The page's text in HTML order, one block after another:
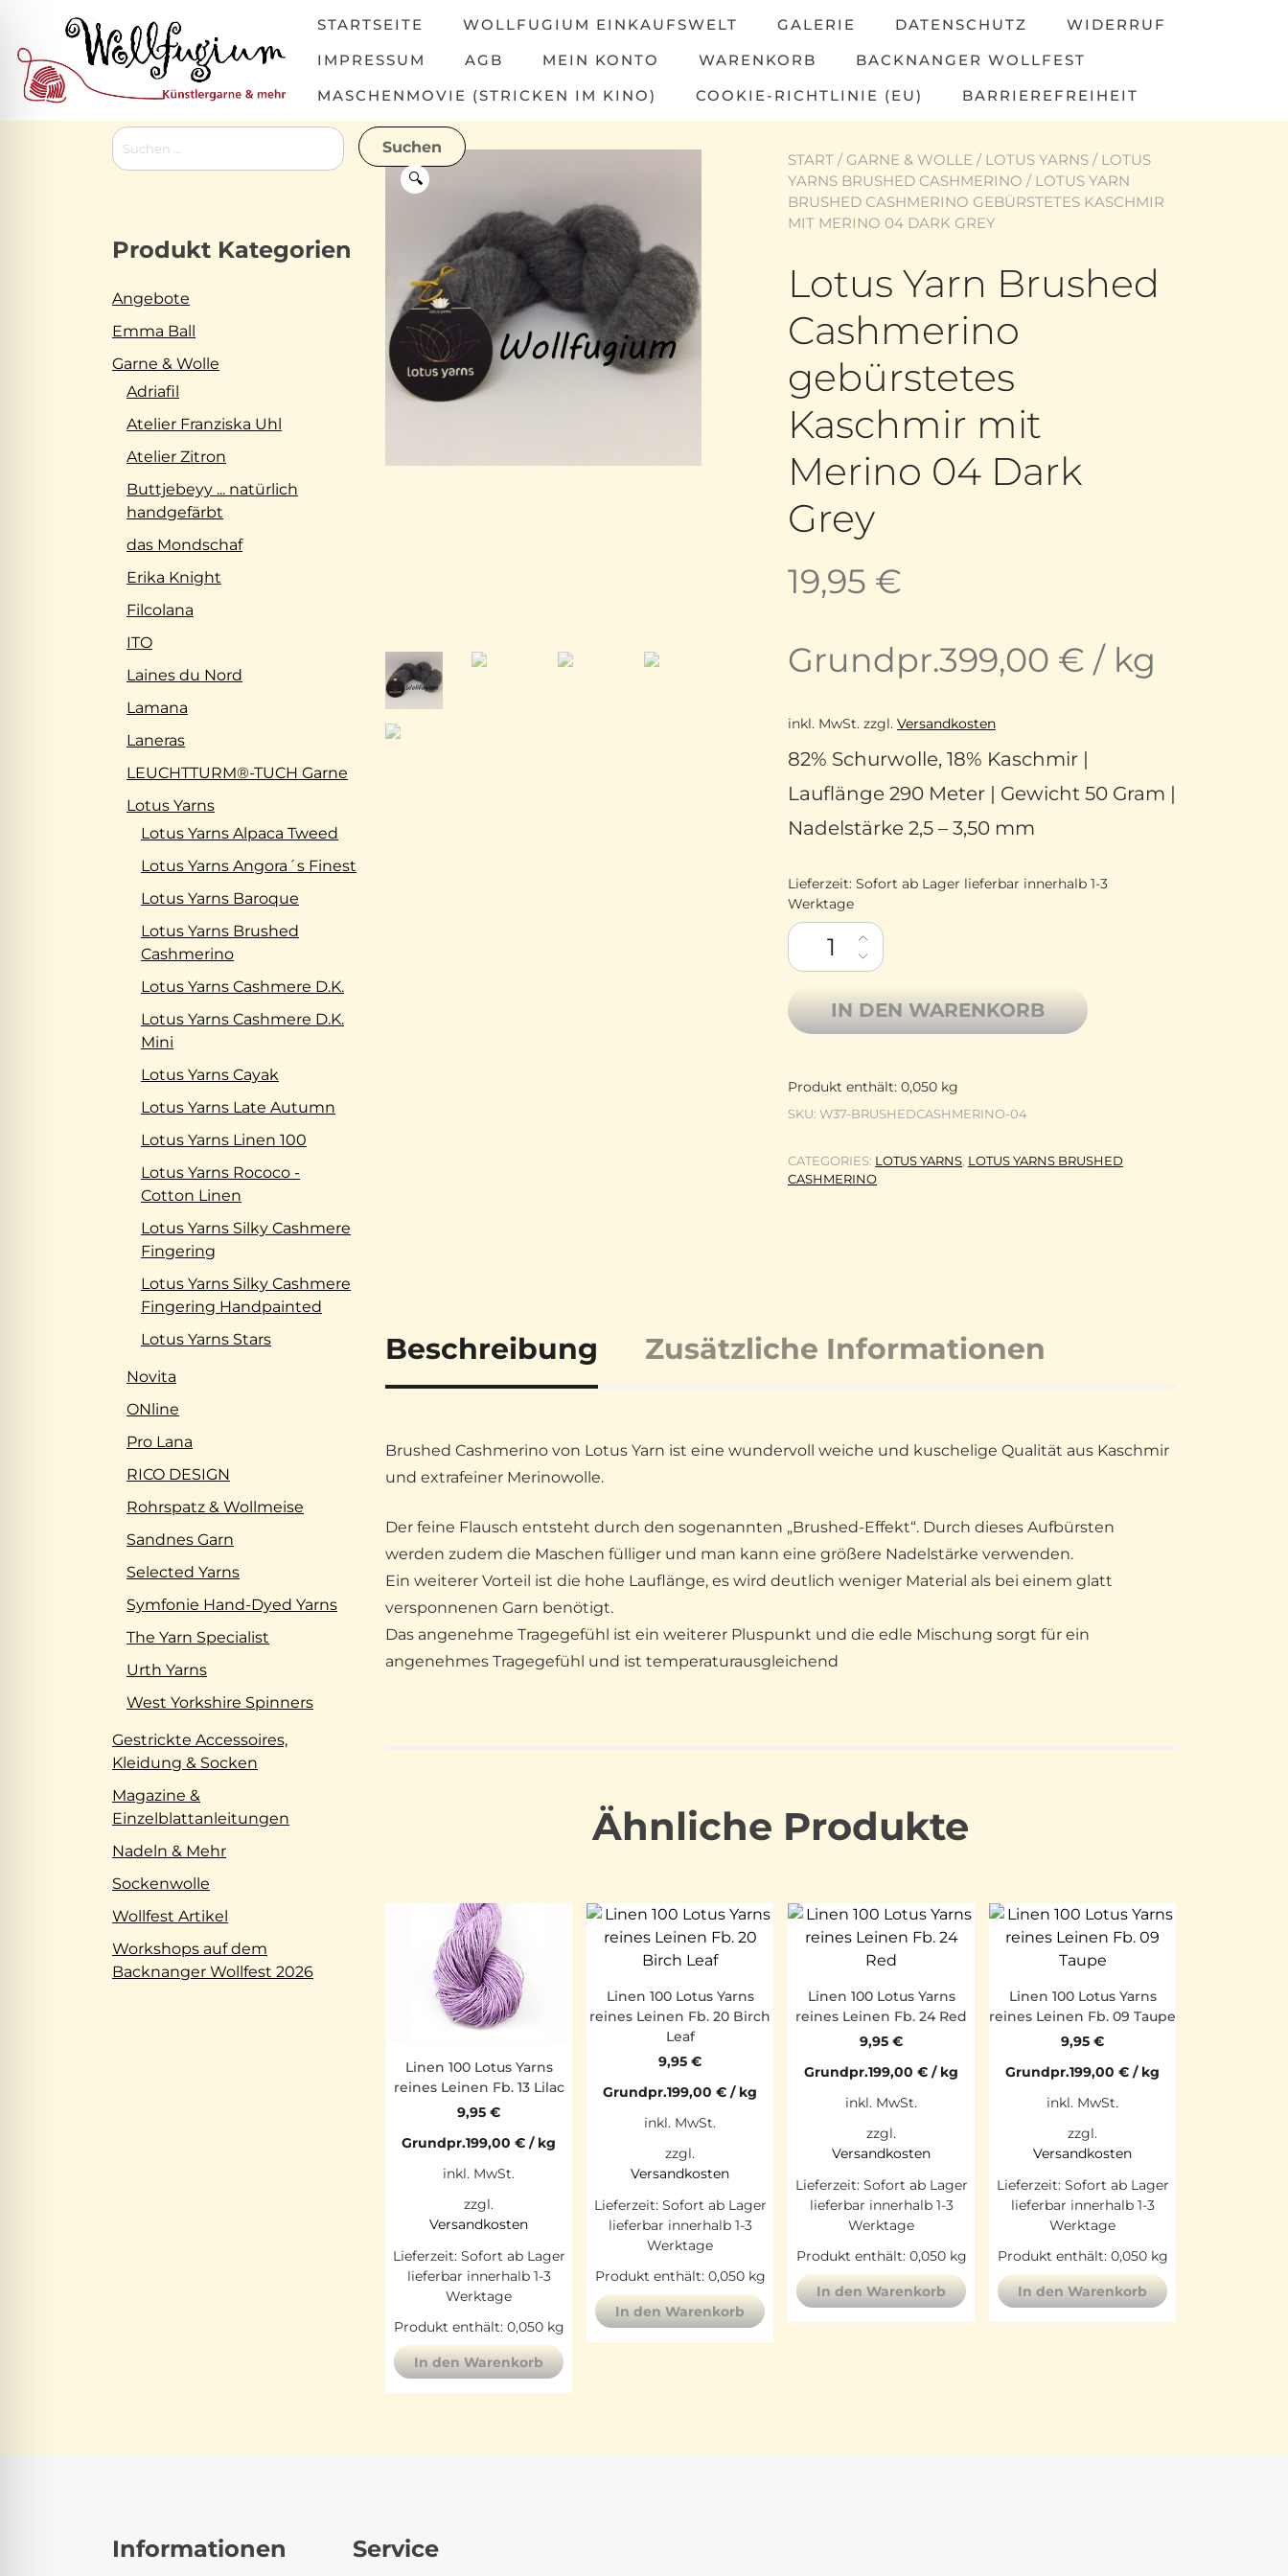
content
STARTSEITE WOLLFUGIUM EINKAUFSWELT GALERIE DATENSCHUTZ
WIDERRUF
IMPRESSUM
AGB MEIN KONTO WARENKORB
BACKNANGER WOLLFEST
MASCHENMOVIE (STRICKEN IM KINO)
COOKIE-RICHTLINIE (EU) BARRIEREFREIHEIT
🔍
START / GARNE & WOLLE / LOTUS YARNS / LOTUS
YARNS BRUSHED CASHMERINO / LOTUS YARN
BRUSHED CASHMERINO GEBÜRSTETES KASCHMIR
MIT MERINO 04 DARK GREY
Lotus Yarn Brushed
Cashmerino
gebürstetes
Kaschmir mit
Merino 04 Dark
Grey
19,95 €
Grundpr.399,00 € / kg
inkl. MwSt. zzgl. Versandkosten
82% Schurwolle, 18% Kaschmir |
Lauflänge 290 Meter | Gewicht 50 Gram |
Nadelstärke 2,5 – 3,50 mm
Lieferzeit: Sofort ab Lager lieferbar innerhalb 1-3
Werktage
Lotus Yarn Brushed Cashmerino gebürstetes Kaschmir mit
IN DEN WARENKORB
Produkt enthält: 0,050 kg
SKU: W37-BRUSHEDCASHMERINO-04
CATEGORIES: LOTUS YARNS LOTUS YARNS BRUSHED
CASHMERINO
Beschreibung Zusätzliche Informationen
Brushed Cashmerino von Lotus Yarn ist eine wundervoll weiche und kuschelige Qualität aus Kaschmir
und extrafeiner Merinowolle.
Der feine Flausch entsteht durch den sogenannten „Brushed-Effekt“. Durch dieses Aufbürsten
werden zudem die Maschen fülliger und man kann eine größere Nadelstärke verwenden.
Ein weiterer Vorteil ist die hohe Lauflänge, es wird deutlich weniger Material als bei einem glatt
versponnenen Garn benötigt.
Das angenehme Tragegefühl ist ein weiterer Pluspunkt und die edle Mischung sorgt für ein
angenehmes Tragegefühl und ist temperaturausgleichend
Ähnliche Produkte
Linen 100 Lotus Yarns
reines Leinen Fb. 13 Lilac
9,95 €
Grundpr.199,00 € / kg
inkl. MwSt.
zzgl.
Versandkosten
Lieferzeit: Sofort ab Lager
lieferbar innerhalb 1-3
Werktage
Produkt enthält: 0,050 kg
In den Warenkorb
Linen 100 Lotus Yarns
reines Leinen Fb. 20 Birch
Leaf
9,95 €
Grundpr.199,00 € / kg
inkl. MwSt.
zzgl.
Versandkosten
Lieferzeit: Sofort ab Lager
lieferbar innerhalb 1-3
Werktage
Produkt enthält: 0,050 kg
In den Warenkorb
Linen 100 Lotus Yarns
reines Leinen Fb. 24 Red
9,95 €
Grundpr.199,00 € / kg
inkl. MwSt.
zzgl.
Versandkosten
Lieferzeit: Sofort ab Lager
lieferbar innerhalb 1-3
Werktage
Produkt enthält: 0,050 kg
In den Warenkorb
Linen 100 Lotus Yarns
reines Leinen Fb. 09 Taupe
9,95 €
Grundpr.199,00 € / kg
inkl. MwSt.
zzgl.
Versandkosten
Lieferzeit: Sofort ab Lager
lieferbar innerhalb 1-3
Werktage
Produkt enthält: 0,050 kg
In den Warenkorb
Suchen
nach:
Produkt Kategorien
Angebote
Emma Ball
Garne & Wolle
Adriafil
Atelier Franziska Uhl
Atelier Zitron
Buttjebeyy ... natürlich
handgefärbt
das Mondschaf
Erika Knight
Filcolana
ITO
Laines du Nord
Lamana
Laneras
LEUCHTTURM®-TUCH Garne
Lotus Yarns
Lotus Yarns Alpaca Tweed
Lotus Yarns Angora´s Finest
Lotus Yarns Baroque
Lotus Yarns Brushed
Cashmerino
Lotus Yarns Cashmere D.K.
Lotus Yarns Cashmere D.K.
Mini
Lotus Yarns Cayak
Lotus Yarns Late Autumn
Lotus Yarns Linen 100
Lotus Yarns Rococo -
Cotton Linen
Lotus Yarns Silky Cashmere
Fingering
Lotus Yarns Silky Cashmere
Fingering Handpainted
Lotus Yarns Stars
Novita
ONline
Pro Lana
RICO DESIGN
Rohrspatz & Wollmeise
Sandnes Garn
Selected Yarns
Symfonie Hand-Dyed Yarns
The Yarn Specialist
Urth Yarns
West Yorkshire Spinners
Gestrickte Accessoires,
Kleidung & Socken
Magazine &
Einzelblattanleitungen
Nadeln & Mehr
Sockenwolle
Wollfest Artikel
Workshops auf dem
Backnanger Wollfest 2026
Informationen Service